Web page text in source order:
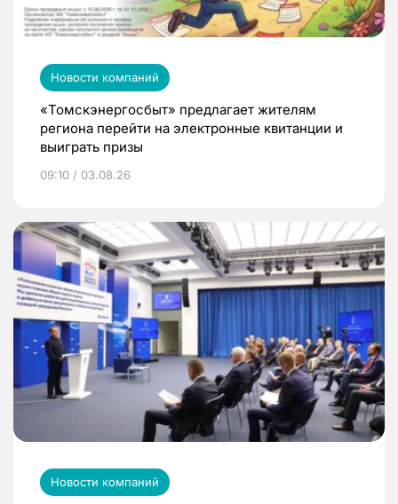
Новости компаний
«Томскэнергосбыт» предлагает жителям
региона перейти на электронные квитанции и
выиграть призы
09:10 / 03.08.26
Новости компаний